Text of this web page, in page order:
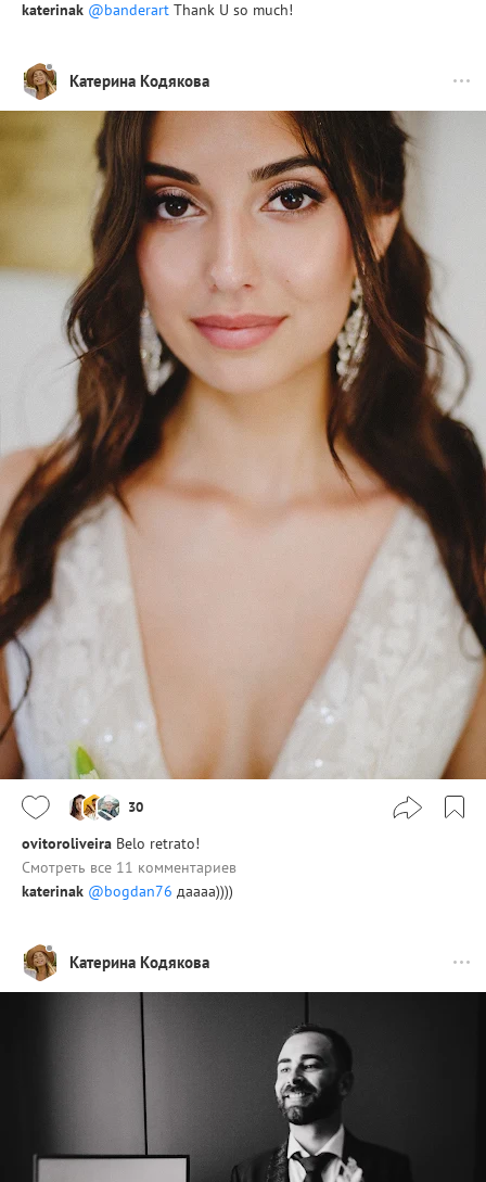
katerinak @banderart Thank U so much!
Катерина Кодякова
30
ovitoroliveira Belo retrato!
Смотреть все 11 комментариев
katerinak @bogdan76 даааа))))
Катерина Кодякова